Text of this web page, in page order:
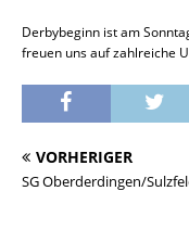
Derbybeginn ist am
freuen uns auf zahlreiche
VORHERIGER
SG Oberderdingen/